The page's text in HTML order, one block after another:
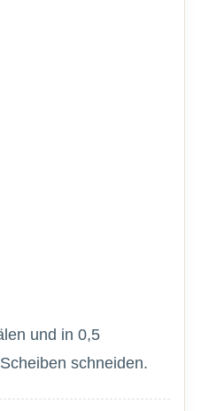
und in 0,5
schneiden.